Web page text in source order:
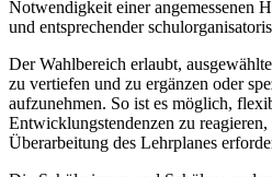
Notwendigkeit einer angemessenen
und entsprechender
Der Wahlbereich erlaubt,
zu vertiefen und zu ergänzen oder
aufzunehmen. So ist es möglich,
Entwicklungstendenzen zu
Überarbeitung des Lehrplanes